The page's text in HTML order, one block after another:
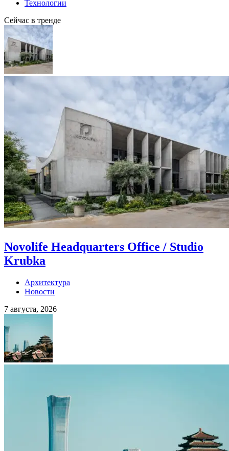
Технологии
Сейчас в тренде
Novolife Headquarters Office / Studio
Krubka
Архитектура
Новости
7 августа, 2026